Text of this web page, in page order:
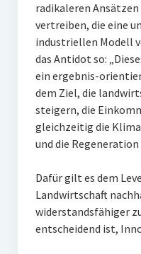
radikaleren
vertreiben, die eine
industriellen Modell
das Antidot so:
ein ergebnis-
dem Ziel, die
steigern, die
gleichzeitig die
und die Regeneration
Dafür gilt es dem
Landwirtschaft
widerstandsfähiger
entscheidend ist,